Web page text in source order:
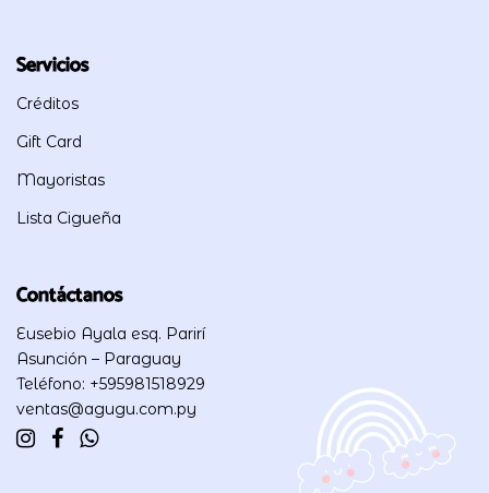
Servicios
Créditos
Gift Card
Mayoristas
Lista Cigueña
Contáctanos
Eusebio Ayala esq. Parirí
Asunción – Paraguay
Teléfono: +595981518929
ventas@agugu.com.py